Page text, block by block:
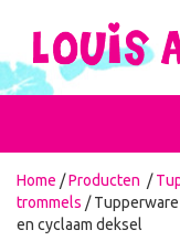
Home /Producten /
trommels /
en cyclaam deksel